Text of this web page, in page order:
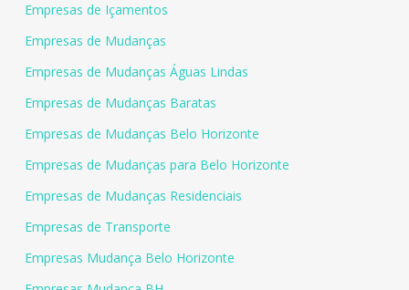
Empresas de Içamentos
Empresas de Mudanças
Empresas de Mudanças Águas Lindas
Empresas de Mudanças Baratas
Empresas de Mudanças Belo Horizonte
Empresas de Mudanças para Belo Horizonte
Empresas de Mudanças Residenciais
Empresas de Transporte
Empresas Mudança Belo Horizonte